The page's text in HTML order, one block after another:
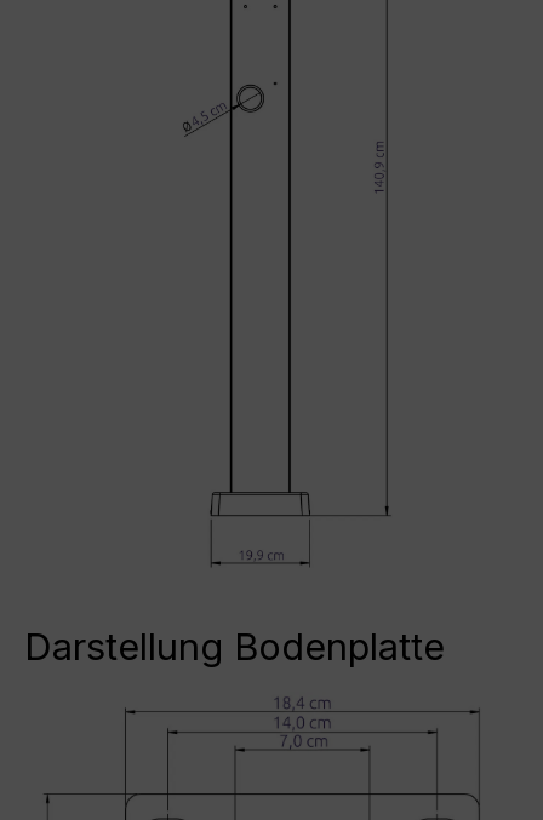
Darstellung Bodenplatte